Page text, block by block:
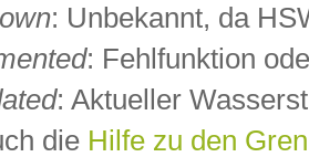
: Unbekannt, da
: Fehlfunktion
: Aktueller
die Hilfe zu den